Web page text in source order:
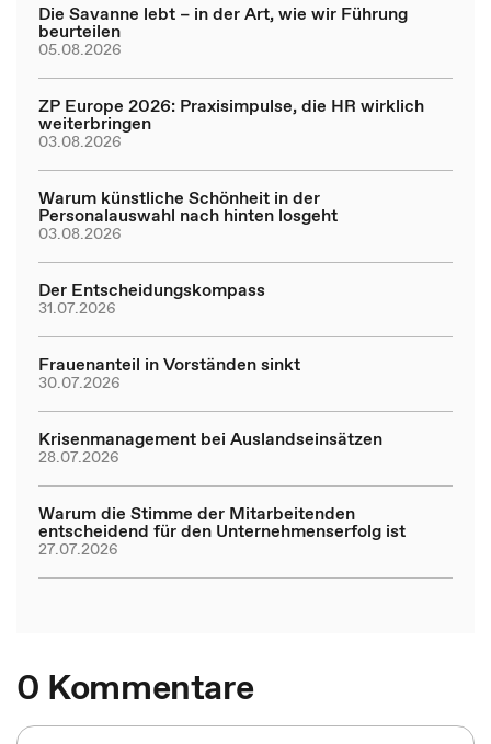
Die Savanne lebt – in der Art, wie wir Führung
beurteilen
05.08.2026
ZP Europe 2026: Praxisimpulse, die HR wirklich
weiterbringen
03.08.2026
Warum künstliche Schönheit in der
Personalauswahl nach hinten losgeht
03.08.2026
Der Entscheidungskompass
31.07.2026
Frauenanteil in Vorständen sinkt
30.07.2026
Krisenmanagement bei Auslandseinsätzen
28.07.2026
Warum die Stimme der Mitarbeitenden
entscheidend für den Unternehmenserfolg ist
27.07.2026
0 Kommentare